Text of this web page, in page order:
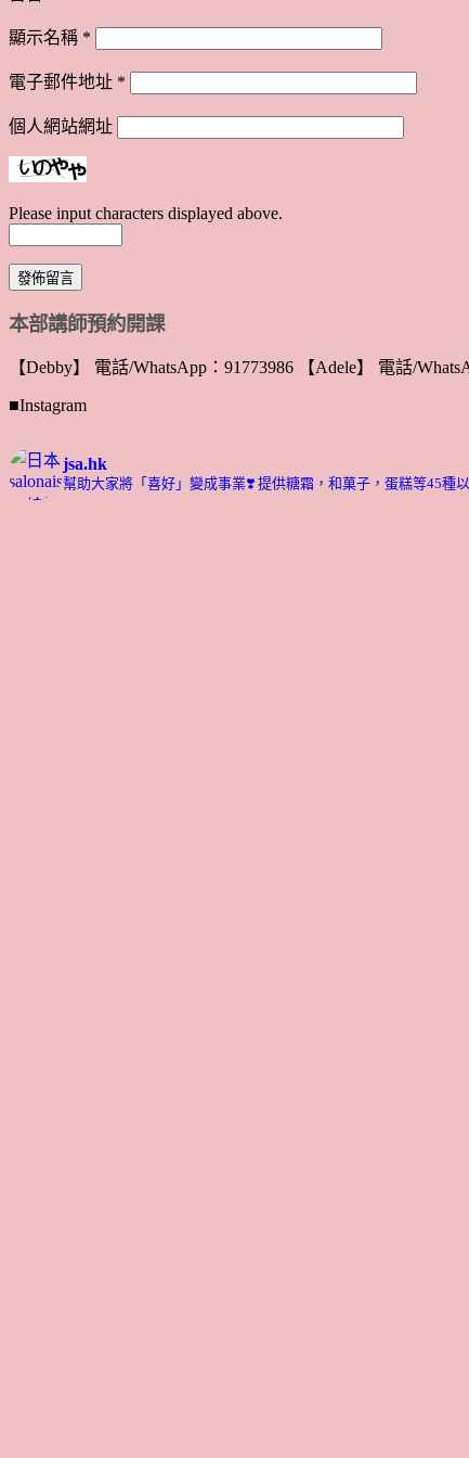
顯示名稱 *
電子郵件地址 *
個人網站網址
Please input characters displayed above.
本部講師預約開課
【Debby】 電話/WhatsApp：91773986 【Adele】 電話/
■Instagram
jsa.hk
幫助大家將「喜好」變成事業❣️ 提供糖霜，和菓子，蛋糕等45種